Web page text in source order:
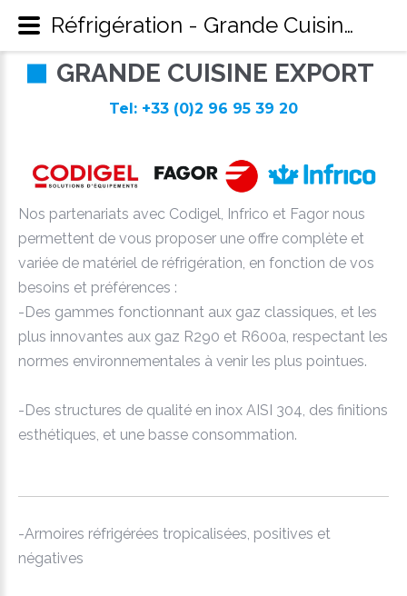
GRANDE CUISINE EXPORT
Tel: +33 (0)2 96 95 39 20
Nos partenariats avec Codigel, Infrico et Fagor nous
permettent de vous proposer une offre complète et
variée de matériel de réfrigération, en fonction de vos
besoins et préférences :
-Des gammes fonctionnant aux gaz classiques, et les
plus innovantes aux gaz R290 et R600a, respectant les
normes environnementales à venir les plus pointues.
-Des structures de qualité en inox AISI 304, des finitions
esthétiques, et une basse consommation.
-Armoires réfrigérées tropicalisées, positives et
négatives
Réfrigération - Grande Cuisine Export